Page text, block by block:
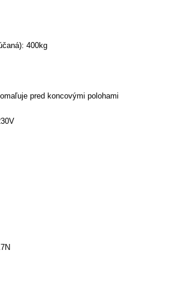
400kg
pred koncovými polohami